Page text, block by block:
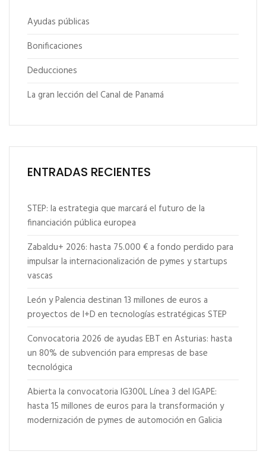
Ayudas públicas
Bonificaciones
Deducciones
La gran lección del Canal de Panamá
ENTRADAS RECIENTES
STEP: la estrategia que marcará el futuro de la
financiación pública europea
Zabaldu+ 2026: hasta 75.000 € a fondo perdido para
impulsar la internacionalización de pymes y startups
vascas
León y Palencia destinan 13 millones de euros a
proyectos de I+D en tecnologías estratégicas STEP
Convocatoria 2026 de ayudas EBT en Asturias: hasta
un 80% de subvención para empresas de base
tecnológica
Abierta la convocatoria IG300L Línea 3 del IGAPE:
hasta 15 millones de euros para la transformación y
modernización de pymes de automoción en Galicia